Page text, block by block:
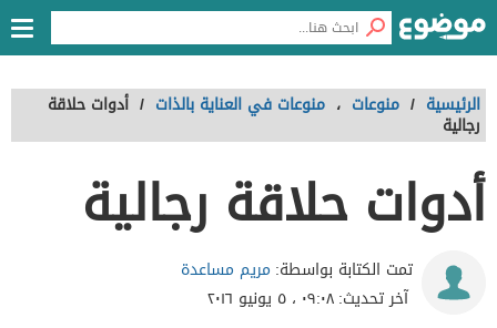
الرئيسية / منوعات ، منوعات في العناية بالذات / أدوات حلاقة
رجالية
أدوات حلاقة رجالية
تمت الكتابة بواسطة: مريم مساعدة
آخر تحديث:٠٩:٠٨ ، ٥ يونيو ٢٠١٦